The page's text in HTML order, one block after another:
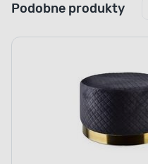
Podobne produkty